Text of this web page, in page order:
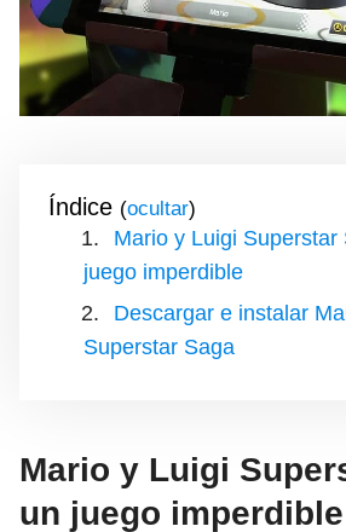
Índice ( )
Mario y Luigi Superstar
juego imperdible
Descargar e instalar
Superstar Saga
Mario y Luigi
un juego imperdible